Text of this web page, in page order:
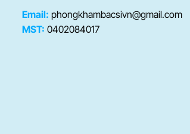
Email: phongkhambacsivn@gmail.com
MST: 0402084017